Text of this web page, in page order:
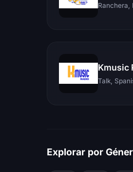
Ranchera,
Kmusic
Talk,
Explorar por